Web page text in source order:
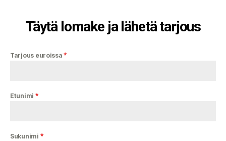
Täytä lomake ja lähetä tarjous
Tarjous euroissa*
Etunimi *
Sukunimi *